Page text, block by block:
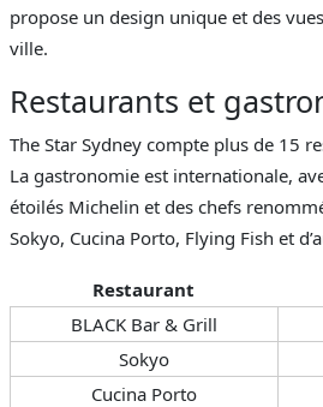
propose un design unique et des
ville.
Restaurants et
The Star Sydney compte plus de 15
La gastronomie est internationale,
étoilés Michelin et des chefs
Sokyo, Cucina Porto, Flying Fish et
Restaurant
BLACK Bar & Grill
Sokyo
Cucina Porto